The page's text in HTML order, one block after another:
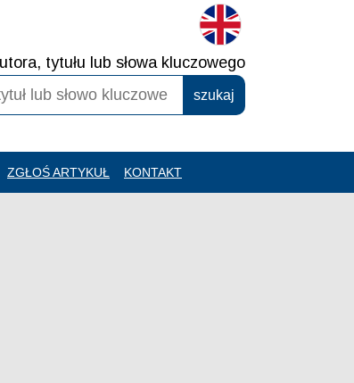
tytułu lub słowa kluczowego
ZGŁOŚ ARTYKUŁ KONTAKT